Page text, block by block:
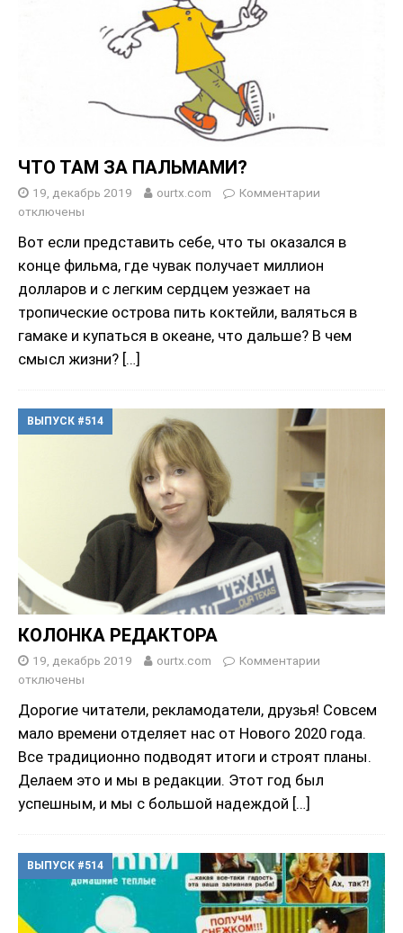
ЧТО ТАМ ЗА ПАЛЬМАМИ?
19, декабрь 2019 ourtx.com
Комментарии
отключены
Вот если представить себе, что ты оказался в
конце фильма, где чувак получает миллион
долларов и с легким сердцем уезжает на
тропические острова пить коктейли, валяться в
гамаке и купаться в океане, что дальше? В чем
смысл жизни? […]
ВЫПУСК #514
КОЛОНКА РЕДАКТОРА
19, декабрь 2019 ourtx.com
Комментарии
отключены
Дорогие читатели, рекламодатели, друзья! Совсем
мало времени отделяет нас от Нового 2020 года.
Все традиционно подводят итоги и строят планы.
Делаем это и мы в редакции. Этот год был
успешным, и мы с большой надеждой […]
ВЫПУСК #514